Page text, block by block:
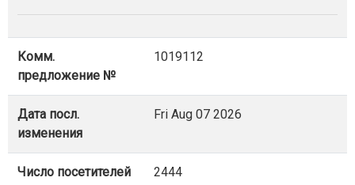
Комм.
предложение №
1019112
Дата посл.
изменения
Fri Aug 07 2026
Число посетителей 2444